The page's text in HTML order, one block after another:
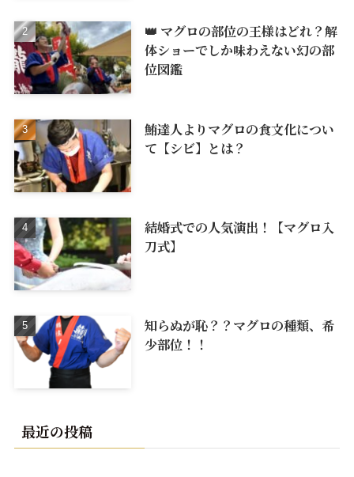
👑 マグロの部位の王様はどれ？解
体ショーでしか味わえない幻の部
位図鑑
鮪達人よりマグロの食文化につい
て【シビ】とは？
結婚式での人気演出！【マグロ入
刀式】
知らぬが恥？？マグロの種類、希
少部位！！
最近の投稿